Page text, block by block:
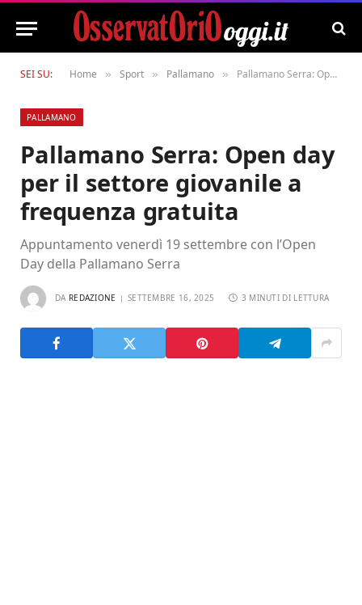
SEI SU: Home » Sport » Pallamano » Pallamano Serra: Open day per il settore giovanile a frequenza gratuita
PALLAMANO
Pallamano Serra: Open day
per il settore giovanile a
frequenza gratuita
Appuntamento venerdì 19 settembre con l’Open
Day della Pallamano Serra
DA REDAZIONE SETTEMBRE 16, 2025 3 MINUTI DI LETTURA